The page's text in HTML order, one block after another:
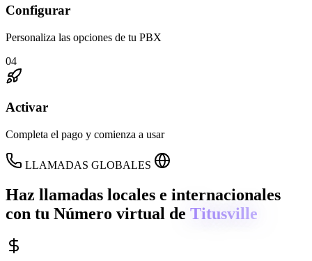
Configurar
Personaliza las opciones de tu PBX
04
Activar
Completa el pago y comienza a usar
LLAMADAS GLOBALES
Haz llamadas locales e internacionales
con tu Número virtual de Titusville